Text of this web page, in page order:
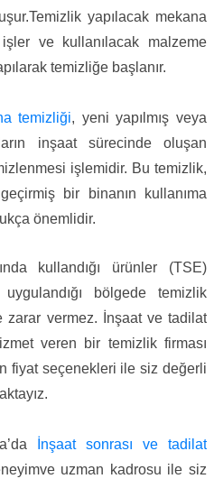
yapılacak mekana
ve kullanılacak malzeme
temizliğe başlanır.
temizliği, yeni yapılmış veya
inşaat sürecinde oluşan
işlemidir. Bu temizlik,
bir binanın kullanıma
önemlidir.
kullandığı ürünler (TSE)
bölgede temizlik
zarar vermez. İnşaat ve tadilat
veren bir temizlik firması
fiyat seçenekleri ile siz değerli
İnşaat sonrası ve tadilat
uzman kadrosu ile siz